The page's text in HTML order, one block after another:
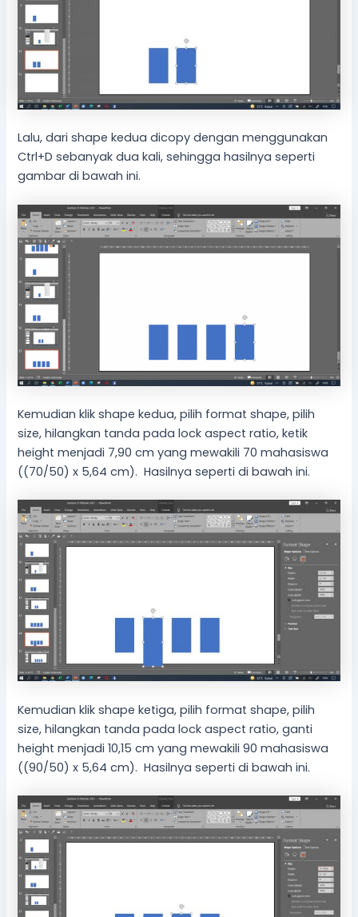
Lalu, dari shape kedua dicopy dengan menggunakan
Ctrl+D sebanyak dua kali, sehingga hasilnya seperti
gambar di bawah ini.
Kemudian klik shape kedua, pilih format shape, pilih
size, hilangkan tanda pada lock aspect ratio, ketik
height menjadi 7,90 cm yang mewakili 70 mahasiswa
((70/50) x 5,64 cm). Hasilnya seperti di bawah ini.
Kemudian klik shape ketiga, pilih format shape, pilih
size, hilangkan tanda pada lock aspect ratio, ganti
height menjadi 10,15 cm yang mewakili 90 mahasiswa
((90/50) x 5,64 cm). Hasilnya seperti di bawah ini.